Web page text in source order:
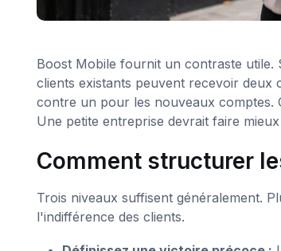
Boost Mobile fournit un contraste
clients existants peuvent recevoir
contre un pour les nouveaux comptes.
Une petite entreprise devrait faire
Comment structurer
Trois niveaux suffisent généralement.
l'indifférence des clients.